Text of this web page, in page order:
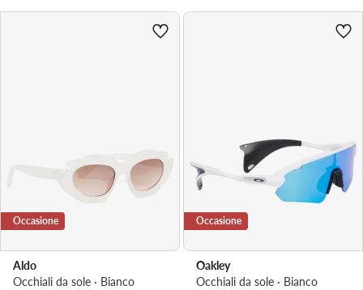
Occasione
Aldo
Occhiali da sole · Bianco
Occasione
Oakley
Occhiali da sole · Bianco